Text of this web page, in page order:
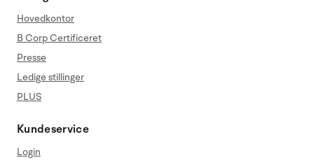
Hovedkontor
B Corp Certificeret
Presse
Ledige stillinger
PLUS
Kundeservice
Login